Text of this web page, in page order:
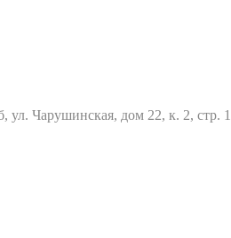
ул. Чарушинская, дом 22, к. 2, стр. 1